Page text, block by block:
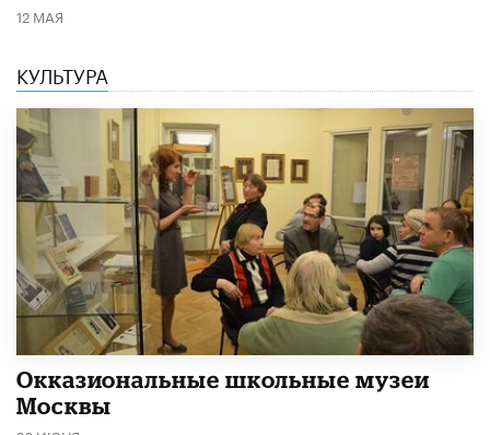
12 МАЯ
КУЛЬТУРА
​Окказиональные школьные музеи
Москвы